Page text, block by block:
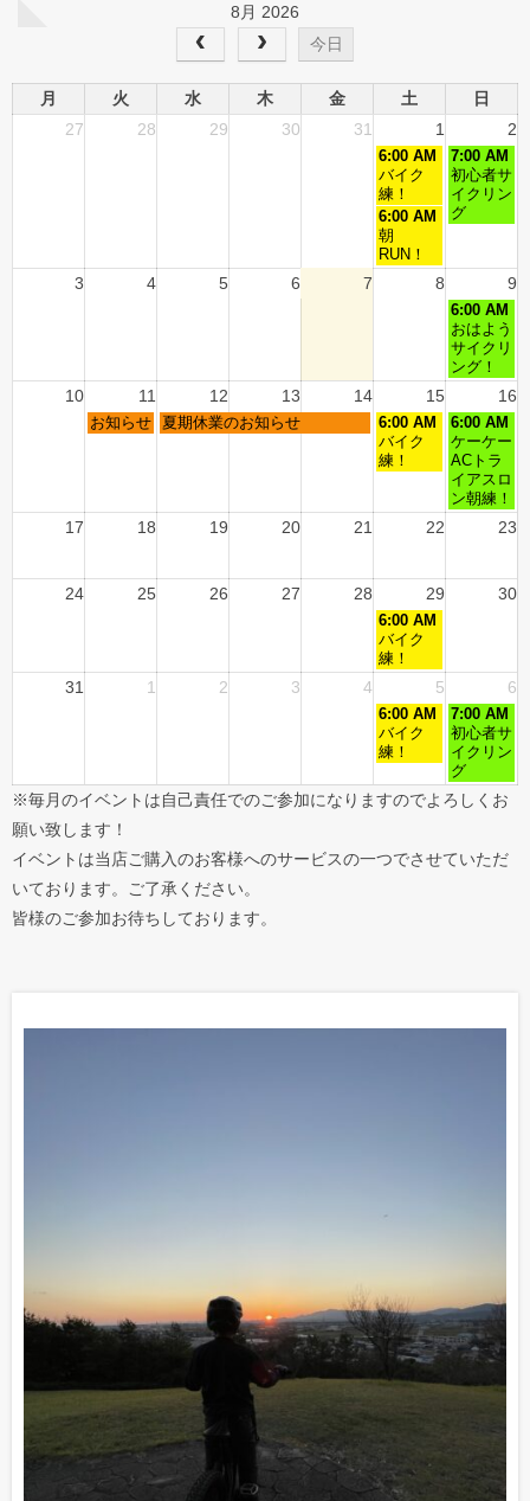
8月 2026
今日
月 火 水 木 金 土
日
27
28 29 30 31 1 2
6:00 AM
バイク
練！
7:00 AM
初心者サ
イクリン
グ
6:00 AM
朝
RUN！
3 4 5 6 7 8 9
6:00 AM
おはよう
サイクリ
ング！
10 11 12 13 14 15 16
お知らせ 夏期休業のお知らせ
6:00 AM
バイク
練！
6:00 AM
ケーケー
ACトラ
イアスロ
ン朝練！
17 18 19 20 21 22 23
24 25 26 27 28 29 30
6:00 AM
バイク
練！
31 1 2 3 4 5 6
6:00 AM
バイク
練！
7:00 AM
初心者サ
イクリン
グ
※毎月のイベントは自己責任でのご参加になりますのでよろしくお
願い致します！
イベントは当店ご購入のお客様へのサービスの一つでさせていただ
いております。ご了承ください。
皆様のご参加お待ちしております。